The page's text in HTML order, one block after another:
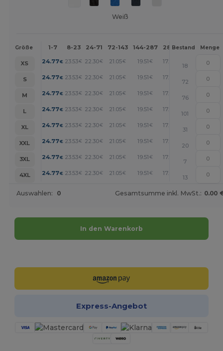
Weiß
Größe 1-7 8-23 24-71 72-143 144-287 288 + Mehr
Bestand Menge
XS 24.77€ 23.53€ 22.30€ 21.05€ 19.51 € 17.96
18
S
24.77€ 23.53€ 22.30€ 21.05€ 19.51 € 17.96
72
M
24.77€ 23.53€ 22.30€ 21.05€ 19.51 € 17.96
76
L
24.77€ 23.53€ 22.30€ 21.05€ 19.51 € 17.96
101
XL
24.77€ 23.53€ 22.30€ 21.05€ 19.51 € 17.96
31
XXL
24.77€ 23.53€ 22.30€ 21.05€ 19.51 € 17.96
20
3XL
24.77€ 23.53€ 22.30€ 21.05€ 19.51 € 17.96
7
4XL
24.77€ 23.53€ 22.30€ 21.05€ 19.51 € 17.96
13
Auswahlen: 0 Gesamtsumme inkl. MwSt.: 0.00
In den Warenkorb
Express-Angebot